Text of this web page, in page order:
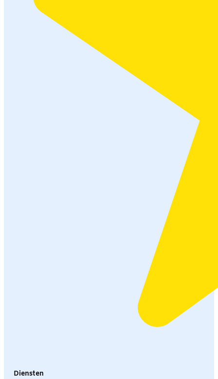
Diensten